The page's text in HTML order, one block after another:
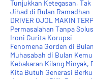
Tunjukkan Ketegasan,
Jihad di Bulan Ramadhan
DRIVER OJOL MAKIN
Permasalahan Tanpa
Ironi Gurita Korupsi
Fenomena Gorden di
Muhasabah di Bulan
Kebakaran Kilang Minyak,
Kita Butuh Generasi